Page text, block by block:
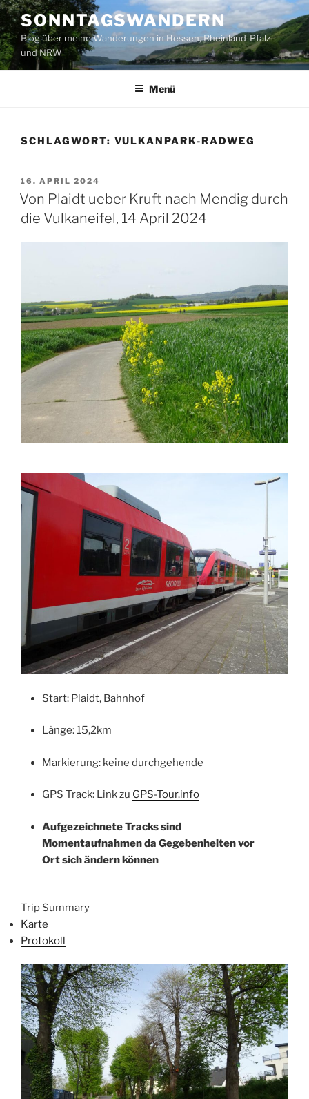
Zum
Inhalt
springen
SONNTAGSWANDERN
Blog über meine Wanderungen in Hessen, Rheinland-Pfalz
und NRW
Menü
SCHLAGWORT: VULKANPARK-RADWEG
VERÖFFENTLICHT
AM
16. APRIL 2024
Von Plaidt ueber Kruft nach Mendig durch
die Vulkaneifel, 14 April 2024
Start: Plaidt, Bahnhof
Länge: 15,2km
Markierung: keine durchgehende
GPS Track: Link zu GPS-Tour.info
Aufgezeichnete Tracks sind
Momentaufnahmen da Gegebenheiten vor
Ort sich ändern können
Trip Summary
Karte
Protokoll